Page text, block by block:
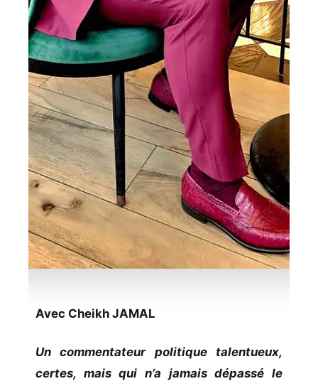
Avec Cheikh JAMAL
Un commentateur politique talentueux,
certes, mais qui n’a jamais dépassé le